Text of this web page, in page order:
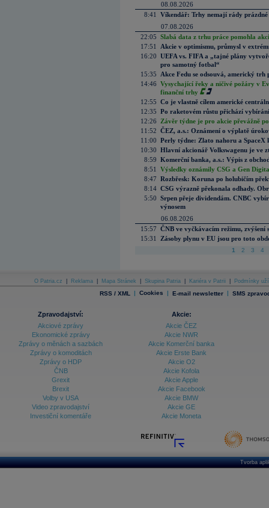
08.08.2026
8:41
Víkendář: Trhy nemají rády prázdné
07.08.2026
22:05 Slabá data z trhu práce pomohla
17:51
Akcie v optimismu, průmysl v
16:20 UEFA vs. FIFA a „tajné plány
pro samotný fotbal“
15:35
Akce Fedu se odsouvá, americký
14:46 Vysychající řeky a ničivé požáry v
finanční trhy
12:55 Co je vlastně cílem americké
12:35 Po raketovém růstu přichází
12:26
Závěr týdne je pro akcie převážně
11:52 ČEZ, a.s.: Oznámení o výplatě
11:00 Perly týdne: Zlato nahoru a SpaceX
10:30 Hlavní akcionář Volkswagenu je ve
8:59 Komerční banka, a.s.: Výpis z
8:51
Výsledky oznámily CSG a Gen
8:47 Rozbřesk: Koruna po holubičím
8:14 CSG výrazně překonala odhady.
5:50 Srpen přeje dividendám. CNBC
výnosem
06.08.2026
15:57 ČNB ve vyčkávacím režimu, zvýšení
15:31
Zásoby plynu v EU jsou pro toto
1 2 3 4
O Patria.cz Reklama Mapa Stránek Skupina Patria Kariéra v Patrii Podmínky
RSS / XML | Cookies | E-mail newsletter | SMS
Zpravodajství:
Akciové zprávy
Ekonomické zprávy
Zprávy o měnách a sazbách
Zprávy o komoditách
Zprávy o HDP
ČNB
Grexit
Brexit
Volby v USA
Video zpravodajství
Investiční komentáře
Akcie:
Akcie ČEZ
Akcie NWR
Akcie Komerční banka
Akcie Erste Bank
Akcie O2
Akcie Kofola
Akcie Apple
Akcie Facebook
Akcie BMW
Akcie GE
Akcie Moneta
Tvorba